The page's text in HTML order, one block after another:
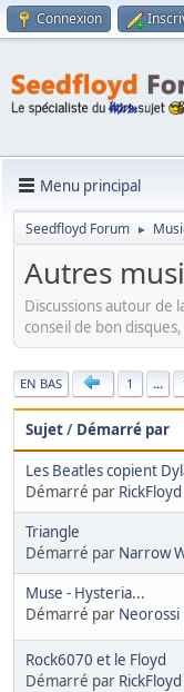
Connexion
Menu principal
Seedfloyd Forum ►
Autres
Discussions autour de
conseil de bon
EN BAS 1 ...
Sujet/ Démarré par
Les Beatles copient
Démarré par RickFloyd
Triangle
Démarré par Narrow
Muse - Hysteria...
Démarré par Neorossi
Rock6070 et le Floyd
Démarré par RickFloyd